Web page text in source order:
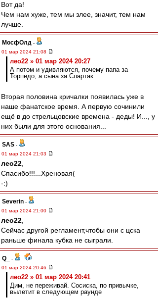
Вот да!
Чем нам хуже, тем мы злее, значит, тем нам
лучше.
МосфОлд -
01 мар 2024 21:08
лео22 » 01 мар 2024 20:27
А потом и удивляются, почему папа за
Торпедо, а сына за Спартак
Вторая половина кричалки появилась уже в
наше фанатское время. А первую сочинили
ещё в до стрельцовские времена - деды! И..., у
них были для этого основания...
SAS -
01 мар 2024 21:03
лео22
Спасибо!!!...Хреновая(
-:)
Severin -
01 мар 2024 21:00
лео22
Сейчас другой регламент,чтобы они с цска
раньше финала кубка не сыграли.
Q_
-
01 мар 2024 20:46
лео22 » 01 мар 2024 20:41
Дим, не переживай. Сосиска, по привычке,
вылетит в следующем раунде